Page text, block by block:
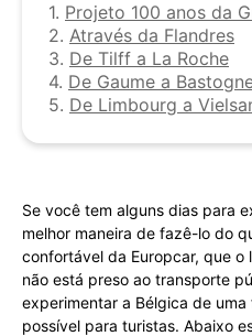
1. Projeto 100 anos da
2. Através da Flandres
3. De Tilff a La Roche
4. De Gaume a
5. De Limbourg a
Se você tem alguns dias para
melhor maneira de fazê-lo do
confortável da Europcar, que o
não está preso ao transporte
experimentar a Bélgica de
possível para turistas. Abaixo